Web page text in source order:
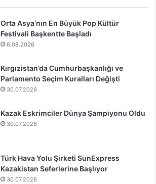
Orta Asya’nın En Büyük Pop Kültür
Festivali Başkentte Başladı
6.08.2026
Kırgızistan’da Cumhurbaşkanlığı ve
Parlamento Seçim Kuralları Değişti
30.07.2026
Kazak Eskrimciler Dünya Şampiyonu Oldu
30.07.2026
Türk Hava Yolu Şirketi SunExpress
Kazakistan Seferlerine Başlıyor
30.07.2026